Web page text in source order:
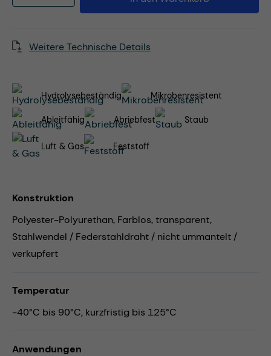
Weitere Technische Details
Hydrolysebeständig Mikrobenresistent
Ableitfähig Abriebfest Staub
Luft & Gas Feststoff
Konstruktion
Polyester-Polyurethan, Farblos, transparent,
Stahlwendel / Federstahldraht / nicht ummantelt /
verkupfert
Temperatur
-40°C bis 90°C, kurzfristig bis 125°C
Anwendungen